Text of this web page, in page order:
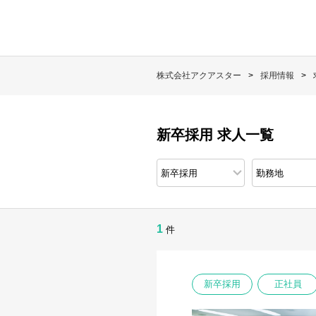
株式会社アクアスター 採用情報
新卒採用 求人一覧
1 件
新卒採用 正社員